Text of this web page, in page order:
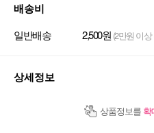
배송비
일반배송 2,500원 (2만원 이
상세정보
상품정보를 확